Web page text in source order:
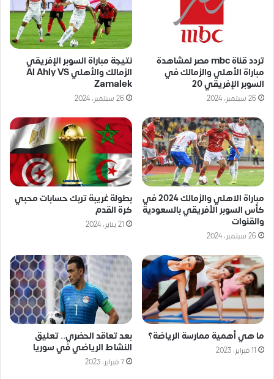
تردد قناة mbc مصر لمشاهدة
مباراة الأهلي والزمالك في
السوبر الإفريقي 20
26 سبتمبر، 2024
نتيجة مباراة السوبر الإفريقي
الزمالك والأهلي Al Ahly VS
Zamalek
26 سبتمبر، 2024
مباراة الاهلي والزمالك 2024 في
كأس السوبر الأفريقي بالسعودية
والقنوات
26 سبتمبر، 2024
بطولة غريبة تربك حسابات محبي
كرة القدم
21 يناير، 2024
ما هي أهمية ممارسة الرياضة؟
11 فبراير، 2023
بعد تعاقد الحضري.. تعليق
النشاط الرياضي في سوريا
7 فبراير، 2023